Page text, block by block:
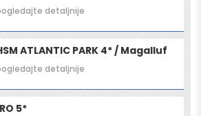
detaljnije
ATLANTIC PARK 4* / Magalluf
detaljnije
5*